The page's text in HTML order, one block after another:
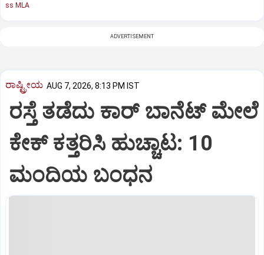
ss MLA
ADVERTISEMENT
ರಾಷ್ಟ್ರೀಯ AUG 7, 2026, 8:13 PM IST
ರಸ್ತೆ ತಡೆದು ಕಾರ್ ಬಾನೆಟ್ ಮೇಲೆ
ಕೇಕ್ ಕತ್ತರಿಸಿ ಹುಚ್ಚಾಟ: 10
ಮಂದಿಯ ಬಂಧನ